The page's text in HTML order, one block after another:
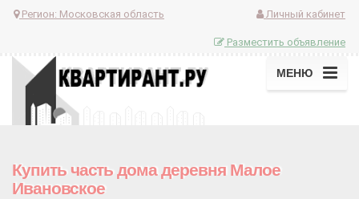
Регион: Московская область Личный кабинет
Разместить объявление
МЕНЮ
Купить часть дома деревня Малое
Ивановское